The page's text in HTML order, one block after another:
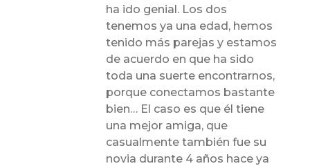
ha ido genial. Los dos
tenemos ya una edad, hemos
tenido más parejas y estamos
de acuerdo en que ha sido
toda una suerte encontrarnos,
porque conectamos bastante
bien… El caso es que él tiene
una mejor amiga, que
casualmente también fue su
novia durante 4 años hace ya